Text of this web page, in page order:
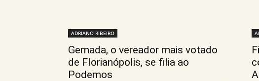
ADRIANO RIBEIRO
Gemada, o vereador mais votado
de Florianópolis, se filia ao
Podemos